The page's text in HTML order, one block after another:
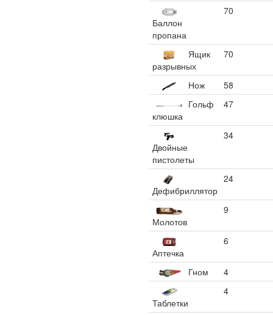
Баллон
пропана
70
Ящик
разрывных
70
Нож
58
Гольф
клюшка
47
Двойные
пистолеты
34
Дефибриллятор
24
Молотов
9
Аптечка
6
Гном 4
Таблетки
4